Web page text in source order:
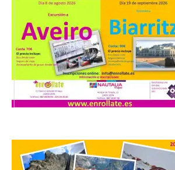
Valencia de Don Juan en
una nueva edición de
Castle Food 2026
7 Ago 2026
Castle Food combina la
música en directo con
food trucks y tiendas de
sigue adelante con su calendario de
eventos veraniegos para este año 2026.
[…]